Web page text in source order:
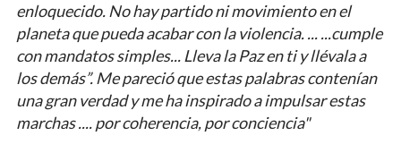
enloquecido. No hay partido ni movimiento en el
planeta que pueda acabar con la violencia. ... ...cumple
con mandatos simples... Lleva la Paz en ti y llévala a
los demás”. Me pareció que estas palabras contenían
una gran verdad y me ha inspirado a impulsar estas
marchas .... por coherencia, por conciencia"